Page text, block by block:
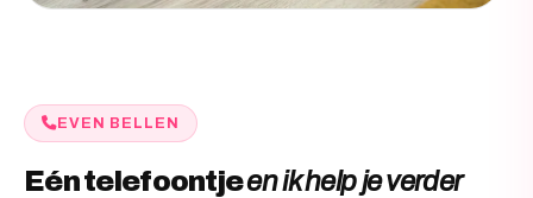
EVEN BELLEN
Eén telefoontjeen ik help je verder